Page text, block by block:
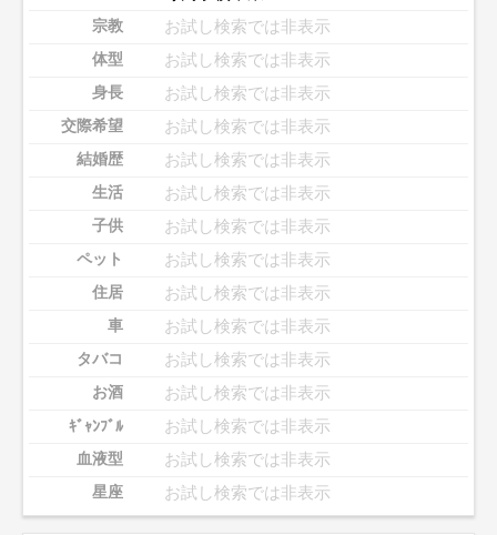
宗教 お試し検索では非表示
体型 お試し検索では非表示
身長 お試し検索では非表示
交際希望 お試し検索では非表示
結婚歴 お試し検索では非表示
生活 お試し検索では非表示
子供 お試し検索では非表示
ペット お試し検索では非表示
住居 お試し検索では非表示
車 お試し検索では非表示
タバコ お試し検索では非表示
お酒 お試し検索では非表示
ｷﾞｬﾝﾌﾞﾙ お試し検索では非表示
血液型 お試し検索では非表示
星座 お試し検索では非表示